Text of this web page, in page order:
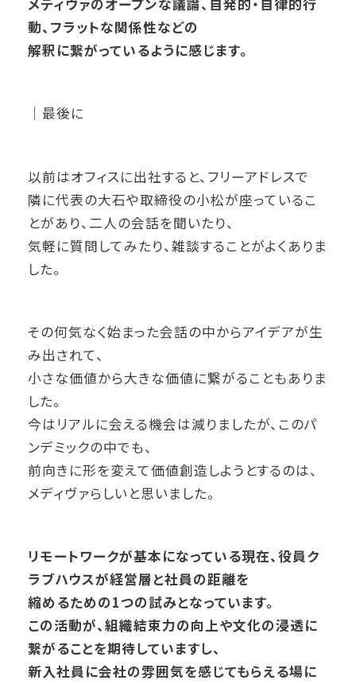
動、フラットな関係性などの
解釈に繋がっているように感じます。
｜最後に
以前はオフィスに出社すると、フリーアドレスで
隣に代表の大石や取締役の小松が座っているこ
とがあり、二人の会話を聞いたり、
気軽に質問してみたり、雑談することがよくありま
した。
その何気なく始まった会話の中からアイデアが生
み出されて、
小さな価値から大きな価値に繋がることもありま
した。
今はリアルに会える機会は減りましたが、このパ
ンデミックの中でも、
前向きに形を変えて価値創造しようとするのは、
メディヴァらしいと思いました。
リモートワークが基本になっている現在、役員ク
ラブハウスが経営層と社員の距離を
縮めるための1つの試みとなっています。
この活動が、組織結束力の向上や文化の浸透に
繋がることを期待していますし、
新入社員に会社の雰囲気を感じてもらえる場に